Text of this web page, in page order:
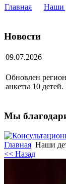
Главная Наши
Новости
09.07.2026
Обновлен
анкеты 10
Мы
Главная Наши
<< Назад